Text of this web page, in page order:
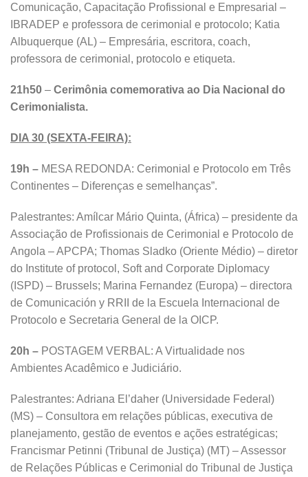
Comunicação, Capacitação Profissional e Empresarial –
IBRADEP e professora de cerimonial e protocolo; Katia
Albuquerque (AL) – Empresária, escritora, coach,
professora de cerimonial, protocolo e etiqueta.
21h50 – Cerimônia comemorativa ao Dia Nacional do
Cerimonialista.
DIA 30 (SEXTA-FEIRA):
19h – MESA REDONDA: Cerimonial e Protocolo em Três
Continentes – Diferenças e semelhanças”.
Palestrantes: Amílcar Mário Quinta, (África) – presidente da
Associação de Profissionais de Cerimonial e Protocolo de
Angola – APCPA; Thomas Sladko (Oriente Médio) – diretor
do Institute of protocol, Soft and Corporate Diplomacy
(ISPD) – Brussels; Marina Fernandez (Europa) – directora
de Comunicación y RRII de la Escuela Internacional de
Protocolo e Secretaria General de la OICP.
20h – POSTAGEM VERBAL: A Virtualidade nos
Ambientes Acadêmico e Judiciário.
Palestrantes: Adriana El’daher (Universidade Federal)
(MS) – Consultora em relações públicas, executiva de
planejamento, gestão de eventos e ações estratégicas;
Francismar Petinni (Tribunal de Justiça) (MT) – Assessor
de Relações Públicas e Cerimonial do Tribunal de Justiça